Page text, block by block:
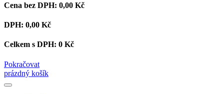
Cena bez DPH: 0,00 Kč
DPH: 0,00 Kč
Celkem s DPH: 0 Kč
Pokračovat
prázdný košík